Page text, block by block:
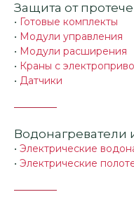
Защита от
• Готовые комплекты
• Модули управления
• Модули расширения
• Краны с
• Датчики
Водонагреватели
• Электрические
• Электрические